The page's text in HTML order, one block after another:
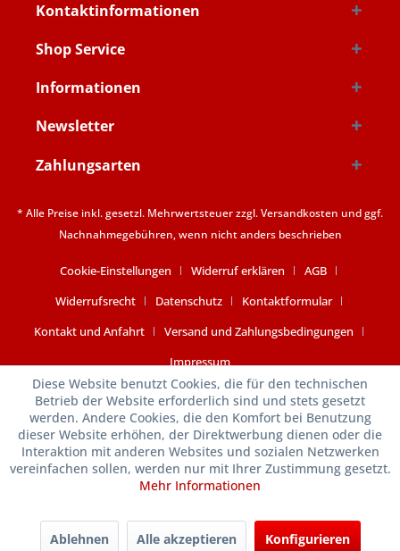
Kontaktinformationen
Shop Service
Informationen
Newsletter
Zahlungsarten
* Alle Preise inkl. gesetzl. Mehrwertsteuer zzgl.Versandkosten und ggf.
Nachnahmegebühren, wenn nicht anders beschrieben
Cookie-Einstellungen Widerruf erklären
AGB
Widerrufsrecht
Datenschutz
Kontaktformular
Kontakt und Anfahrt
Versand und Zahlungsbedingungen
Impressum
Diese Website benutzt Cookies, die für den technischen
Betrieb der Website erforderlich sind und stets gesetzt
werden. Andere Cookies, die den Komfort bei Benutzung
dieser Website erhöhen, der Direktwerbung dienen oder die
Interaktion mit anderen Websites und sozialen Netzwerken
vereinfachen sollen, werden nur mit Ihrer Zustimmung gesetzt.
Mehr Informationen
Ablehnen Alle akzeptieren Konfigurieren